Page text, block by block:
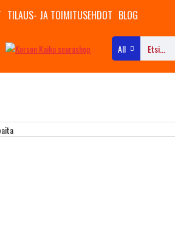
TILAUS- JA TOIMITUSEHDOT BLOG
All